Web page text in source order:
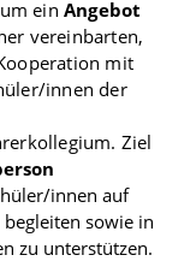
ein Angebot
vereinbarten,
mit
innen der
Ziel
innen auf
sowie in
zu unterstützen.